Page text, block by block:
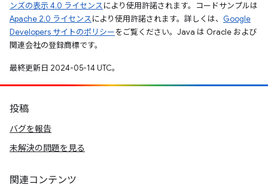
ンズの表示 4.0 ライセンスにより使用許諾されます。コードサンプルは
Apache 2.0 ライセンスにより使用許諾されます。詳しくは、 Google
Developers サイトのポリシーをご覧ください。Java は Oracle および
関連会社の登録商標です。
最終更新日 2024-05-14 UTC。
投稿
バグを報告
未解決の問題を見る
関連コンテンツ